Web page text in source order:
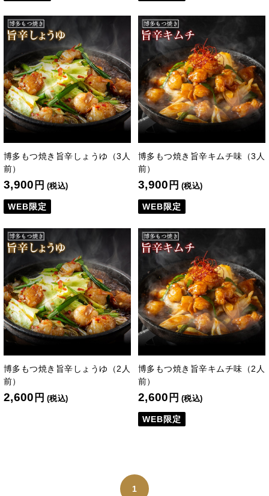
博多もつ焼き旨辛しょうゆ（3人
前）
3,900 円 (税込)
WEB限定
博多もつ焼き旨辛キムチ味（3人
前）
3,900 円 (税込)
WEB限定
博多もつ焼き旨辛しょうゆ（2人
前）
2,600 円 (税込)
博多もつ焼き旨辛キムチ味（2人
前）
2,600 円 (税込)
WEB限定
1